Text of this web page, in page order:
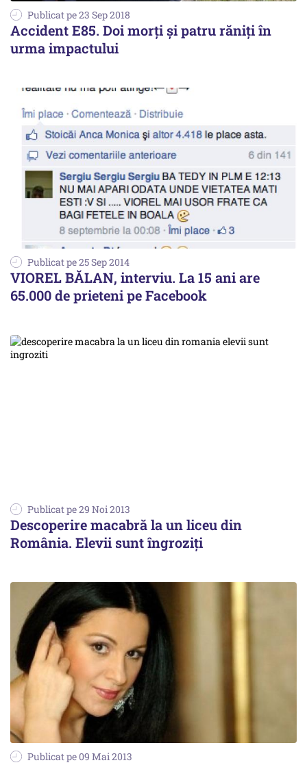
Publicat pe 23 Sep 2018
Accident E85. Doi morţi şi patru răniţi în
urma impactului
Publicat pe 25 Sep 2014
VIOREL BĂLAN, interviu. La 15 ani are
65.000 de prieteni pe Facebook
Publicat pe 29 Noi 2013
Descoperire macabră la un liceu din
România. Elevii sunt îngroziți
Publicat pe 09 Mai 2013